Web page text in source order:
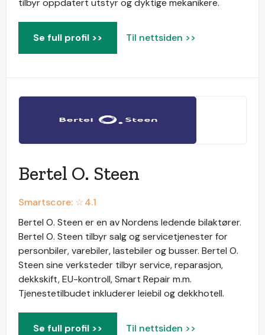
tilbyr oppdatert utstyr og dyktige mekanikere.
Se full profil >> Til nettsiden >>
Bertel O. Steen
Smartscore: ☆4.1
Bertel O. Steen er en av Nordens ledende bilaktører.
Bertel O. Steen tilbyr salg og servicetjenester for
personbiler, varebiler, lastebiler og busser. Bertel O.
Steen sine verksteder tilbyr service, reparasjon,
dekkskift, EU-kontroll, Smart Repair m.m.
Tjenestetilbudet inkluderer leiebil og dekkhotell.
Se full profil >> Til nettsiden >>